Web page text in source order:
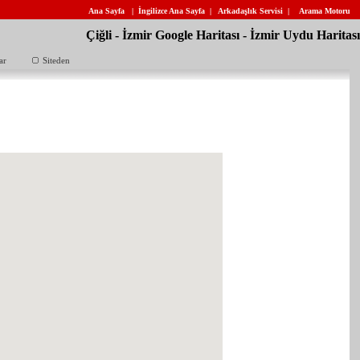
Ana Sayfa | İngilizce Ana Sayfa | Arkadaşlık Servisi | Arama Motoru
Çiğli - İzmir Google Haritası - İzmir Uydu Haritası
Siteden